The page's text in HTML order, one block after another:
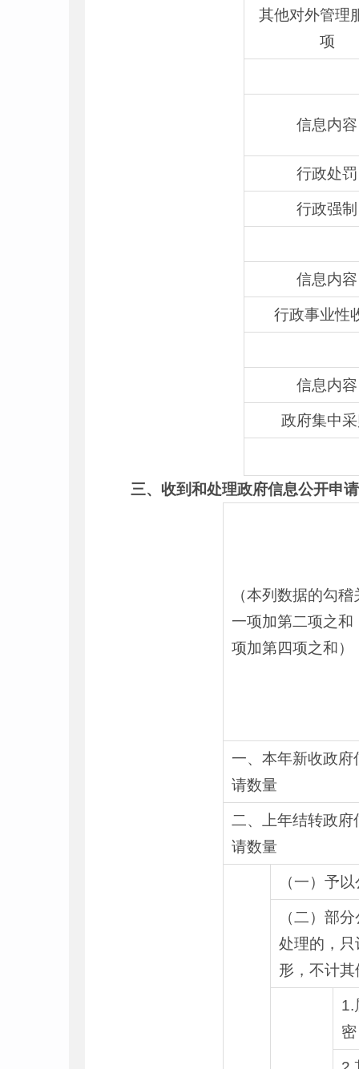
其他对外管理
项
信息内容
行政处罚
行政强制
信息内容
行政事业性
信息内容
政府集中
三、收到和处理政府信息公开申
（本列数据的勾
一项加第二项之和
项加第四项之和）
一、本年新收政府
请数量
二、上年结转政府
请数量
（一）予
（二）部
处理的，只
形，不计
1.
密